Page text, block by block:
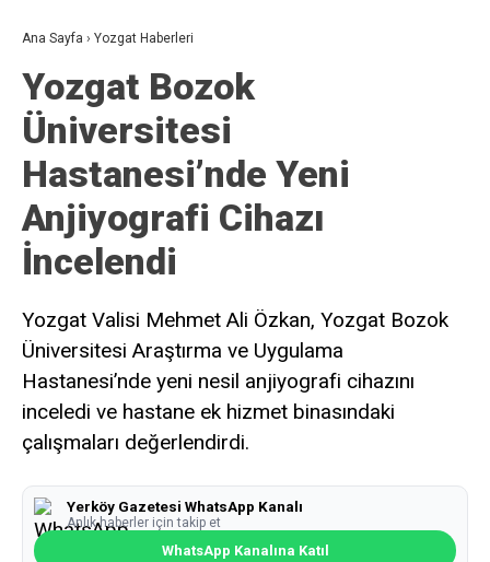
Ana Sayfa › Yozgat Haberleri
Yozgat Bozok
Üniversitesi
Hastanesi’nde Yeni
Anjiyografi Cihazı
İncelendi
Yozgat Valisi Mehmet Ali Özkan, Yozgat Bozok
Üniversitesi Araştırma ve Uygulama
Hastanesi’nde yeni nesil anjiyografi cihazını
inceledi ve hastane ek hizmet binasındaki
çalışmaları değerlendirdi.
Yerköy Gazetesi WhatsApp Kanalı
Anlık haberler için takip et
WhatsApp Kanalına Katıl